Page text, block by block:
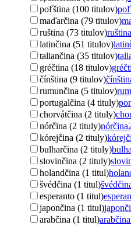
poľština (100 titulov)
maďarčina (79 titulov)
ruština (73 titulov)ruština
latinčina (51 titulov)
taliančina (35 titulov)
gréčtina (18 titulov)
čínština (9 titulov)
rumunčina (5 titulov)
portugalčina (4 tituly)
chorvátčina (2 tituly)
nórčina (2 tituly)nórčina
kórejčina (2 tituly)
bulharčina (2 tituly)
slovinčina (2 tituly)
holandčina (1 titul)
švédčina (1 titul)
esperanto (1 titul)
japončina (1 titul)
arabčina (1 titul)arabčina